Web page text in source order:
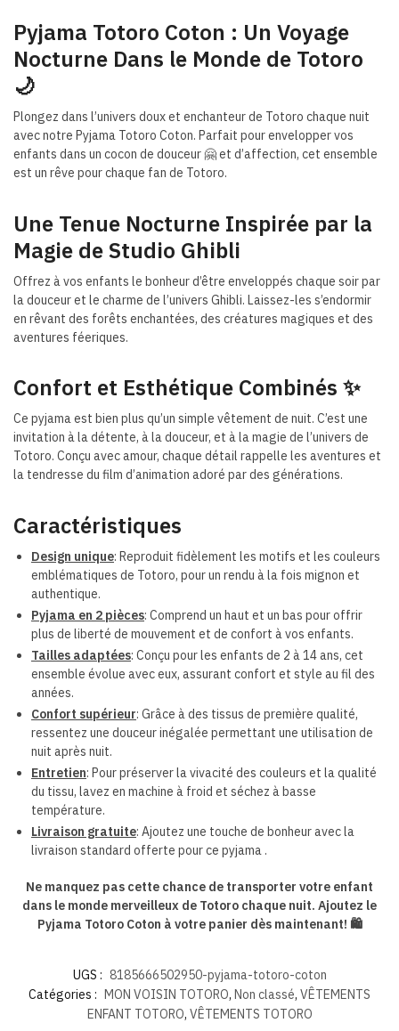
Pyjama Totoro Coton : Un Voyage
Nocturne Dans le Monde de Totoro
🌙
Plongez dans l’univers doux et enchanteur de Totoro chaque nuit
avec notre Pyjama Totoro Coton. Parfait pour envelopper vos
enfants dans un cocon de douceur 🤗 et d’affection, cet ensemble
est un rêve pour chaque fan de Totoro.
Une Tenue Nocturne Inspirée par la
Magie de Studio Ghibli
Offrez à vos enfants le bonheur d’être enveloppés chaque soir par
la douceur et le charme de l’univers Ghibli. Laissez-les s’endormir
en rêvant des forêts enchantées, des créatures magiques et des
aventures féeriques.
Confort et Esthétique Combinés ✨
Ce pyjama est bien plus qu’un simple vêtement de nuit. C’est une
invitation à la détente, à la douceur, et à la magie de l’univers de
Totoro. Conçu avec amour, chaque détail rappelle les aventures et
la tendresse du film d’animation adoré par des générations.
Caractéristiques
Design unique: Reproduit fidèlement les motifs et les couleurs
emblématiques de Totoro, pour un rendu à la fois mignon et
authentique.
Pyjama en 2 pièces: Comprend un haut et un bas pour offrir
plus de liberté de mouvement et de confort à vos enfants.
Tailles adaptées: Conçu pour les enfants de 2 à 14 ans, cet
ensemble évolue avec eux, assurant confort et style au fil des
années.
Confort supérieur: Grâce à des tissus de première qualité,
ressentez une douceur inégalée permettant une utilisation de
nuit après nuit.
Entretien: Pour préserver la vivacité des couleurs et la qualité
du tissu, lavez en machine à froid et séchez à basse
température.
Livraison gratuite: Ajoutez une touche de bonheur avec la
livraison standard offerte pour ce pyjama .
Ne manquez pas cette chance de transporter votre enfant
dans le monde merveilleux de Totoro chaque nuit. Ajoutez le
Pyjama Totoro Coton à votre panier dès maintenant! 🛍️
UGS : 8185666502950-pyjama-totoro-coton
Catégories : MON VOISIN TOTORO, Non classé, VÊTEMENTS
ENFANT TOTORO, VÊTEMENTS TOTORO